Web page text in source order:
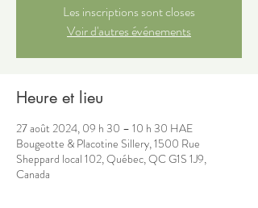
Les inscriptions sont closes
Voir d'autres événements
Heure et lieu
27 août 2024, 09 h 30 – 10 h 30 HAE
Bougeotte & Placotine Sillery, 1500 Rue
Sheppard local 102, Québec, QC G1S 1J9,
Canada